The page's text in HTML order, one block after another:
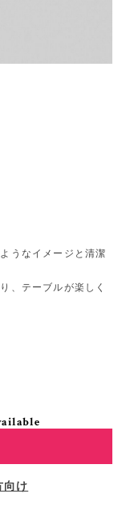
うなイメージと清潔
、テーブルが楽しく
向け